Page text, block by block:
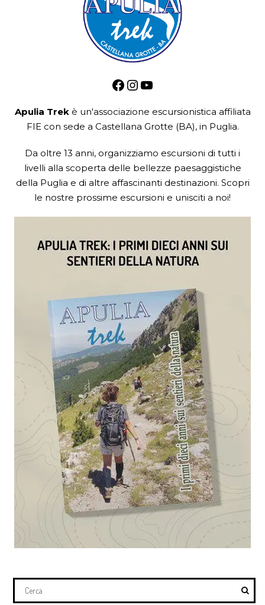
Facebook
Instagram
YouTube
Apulia Trekè un'associazione escursionistica affiliata
FIEcon sede a Castellana Grotte (BA), in Puglia.
Da oltre 13 anni, organizziamo escursioni di tutti i
livelli alla scoperta delle bellezze paesaggistiche
della Puglia e di altre affascinanti destinazioni. Scopri
le nostre prossime escursioni e unisciti a noi!